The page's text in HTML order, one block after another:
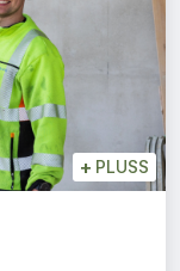
+ PLUSS